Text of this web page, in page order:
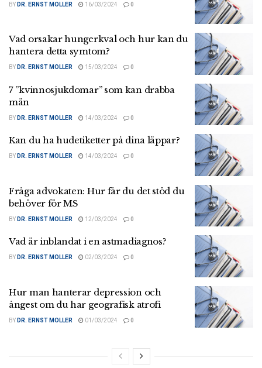
BY DR. ERNST MOLLER 16/03/2024 0
Vad orsakar hungerkval och hur kan du
hantera detta symtom?
BY DR. ERNST MOLLER 15/03/2024 0
7 ”kvinnosjukdomar” som kan drabba
män
BY DR. ERNST MOLLER 14/03/2024 0
Kan du ha hudetiketter på dina läppar?
BY DR. ERNST MOLLER 14/03/2024 0
Fråga advokaten: Hur får du det stöd du
behöver för MS
BY DR. ERNST MOLLER 12/03/2024 0
Vad är inblandat i en astmadiagnos?
BY DR. ERNST MOLLER 02/03/2024 0
Hur man hanterar depression och
ångest om du har geografisk atrofi
BY DR. ERNST MOLLER 01/03/2024 0